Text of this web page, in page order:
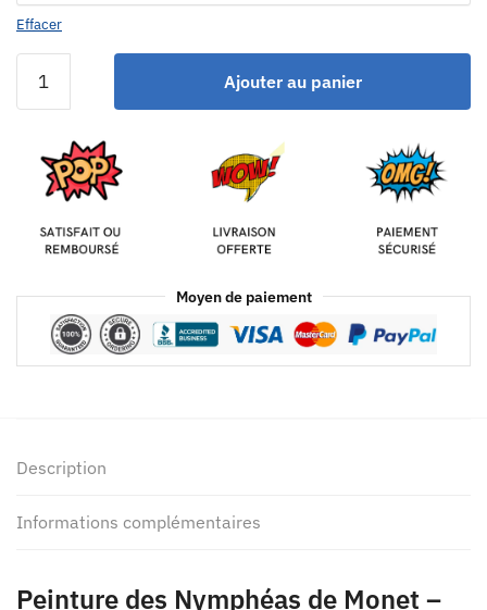
Effacer
Ajouter au panier
Moyen de paiement
Description
Informations complémentaires
Peinture des Nymphéas de Monet –